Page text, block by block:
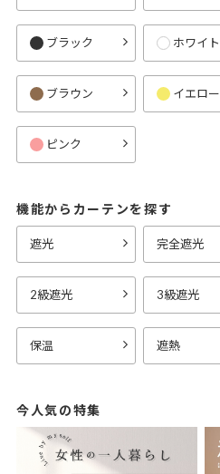
ブラック ホワイト
ブラウン イエロー
ピンク
機能からカーテンを探す
遮光 完全遮光
2級遮光 3級遮光
保温 遮熱
今人気の特集